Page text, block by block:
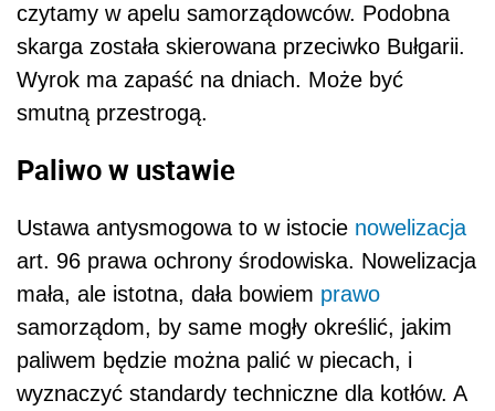
czytamy w apelu samorządowców. Podobna
skarga została skierowana przeciwko Bułgarii.
Wyrok ma zapaść na dniach. Może być
smutną przestrogą.
Paliwo w ustawie
Ustawa antysmogowa to w istocie nowelizacja
art. 96 prawa ochrony środowiska. Nowelizacja
mała, ale istotna, dała bowiem prawo
samorządom, by same mogły określić, jakim
paliwem będzie można palić w piecach, i
wyznaczyć standardy techniczne dla kotłów. A